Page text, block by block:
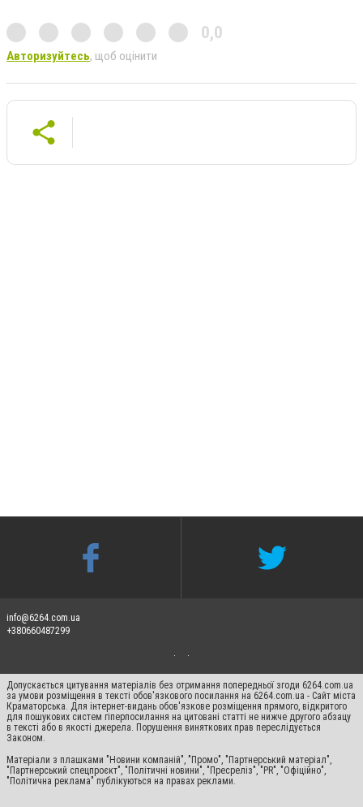
0,0
Авторизуйтесь, щоб оцінити
info@6264.com.ua
+380660487299
Допускається цитування матеріалів без отримання попередньої згоди 6264.com.ua
за умови розміщення в тексті обов'язкового посилання на 6264.com.ua - Сайт міста
Краматорська. Для інтернет-видань обов'язкове розміщення прямого, відкритого
для пошукових систем гіперпосилання на цитовані статті не нижче другого абзацу
в тексті або в якості джерела. Порушення виняткових прав переслідується
Законом.
Матеріали з плашками "Новини компаній", "Промо", "Партнерський матеріал",
"Партнерський спецпроєкт", "Політичні новини", "Пресреліз", "PR", "Офіційно",
"Політична реклама" публікуються на правах реклами.